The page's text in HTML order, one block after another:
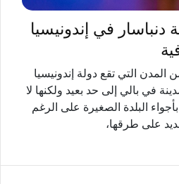
في إندونيسيا
المدن التي تقع دولة إندونيسيا
في بالي إلى حد بعيد ولكنها لا
البلدة الصغيرة على الرغم
على طرقها،